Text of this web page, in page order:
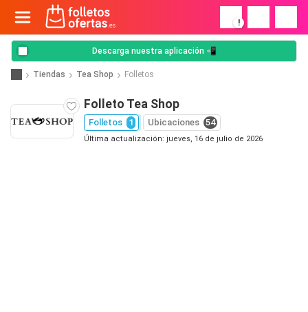
!
Descarga nuestra aplicación 📲
Tiendas Tea Shop Folletos
Folleto Tea Shop
Folletos 1 Ubicaciones 54
Última actualización: jueves, 16 de julio de 2026